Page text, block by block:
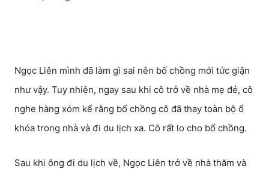
Ngọc Liên mình đã làm gì sai nên bố chồng mới tức giận
như vậy. Tuy nhiên, ngay sau khi cô trở về nhà mẹ đẻ, cô
nghe hàng xóm kể rằng bố chồng cô đã thay toàn bộ ổ
khóa trong nhà và đi du lịch xa. Cô rất lo cho bố chồng.
Sau khi ông đi du lịch về, Ngọc Liên trở về nhà thăm và